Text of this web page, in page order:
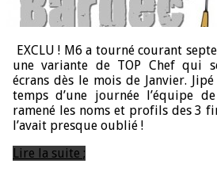
EXCLU ! M6 a tourné courant
une variante de TOP Chef qui
écrans dès le mois de Janvier.
temps d’une journée l’équipe
ramené les noms et profils des 3
l’avait presque oublié !
Lire la suite ;